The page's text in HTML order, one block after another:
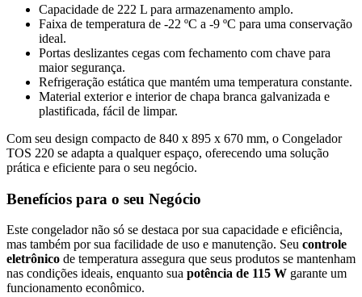
Capacidade de 222 L para armazenamento amplo.
Faixa de temperatura de -22 ºC a -9 ºC para uma conservação
ideal.
Portas deslizantes cegas com fechamento com chave para
maior segurança.
Refrigeração estática que mantém uma temperatura constante.
Material exterior e interior de chapa branca galvanizada e
plastificada, fácil de limpar.
Com seu design compacto de 840 x 895 x 670 mm, o Congelador
TOS 220 se adapta a qualquer espaço, oferecendo uma solução
prática e eficiente para o seu negócio.
Benefícios para o seu Negócio
Este congelador não só se destaca por sua capacidade e eficiência,
mas também por sua facilidade de uso e manutenção. Seu controle
eletrônico de temperatura assegura que seus produtos se mantenham
nas condições ideais, enquanto sua potência de 115 W garante um
funcionamento econômico.